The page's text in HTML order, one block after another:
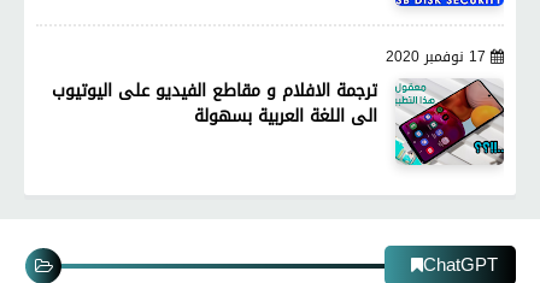
17 نوفمبر 2020
ترجمة الافلام و مقاطع الفيديو على اليوتيوب
الى اللغة العربية بسهولة
ChatGPT